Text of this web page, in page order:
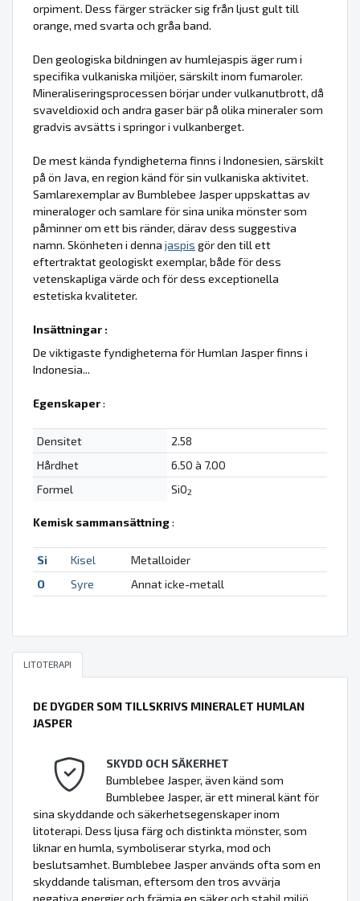
orpiment. Dess färger sträcker sig från ljust gult till
orange, med svarta och gråa band.
Den geologiska bildningen av humlejaspis äger rum i
specifika vulkaniska miljöer, särskilt inom fumaroler.
Mineraliseringsprocessen börjar under vulkanutbrott, då
svaveldioxid och andra gaser bär på olika mineraler som
gradvis avsätts i springor i vulkanberget.
De mest kända fyndigheterna finns i Indonesien, särskilt
på ön Java, en region känd för sin vulkaniska aktivitet.
Samlarexemplar av Bumblebee Jasper uppskattas av
mineraloger och samlare för sina unika mönster som
påminner om ett bis ränder, därav dess suggestiva
namn. Skönheten i denna jaspis gör den till ett
eftertraktat geologiskt exemplar, både för dess
vetenskapliga värde och för dess exceptionella
estetiska kvaliteter.
Insättningar :
De viktigaste fyndigheterna för Humlan Jasper finns i
Indonesia...
Egenskaper:
Densitet
2.58
Hårdhet
6.50 à 7.00
Formel
SiO2
Kemisk sammansättning:
Si Kisel
Metalloider
O
Syre Annat icke-metall
LITOTERAPI
DE DYGDER SOM TILLSKRIVS MINERALET HUMLAN
JASPER
SKYDD OCH SÄKERHET
Bumblebee Jasper, även känd som
Bumblebee Jasper, är ett mineral känt för
sina skyddande och säkerhetsegenskaper inom
litoterapi. Dess ljusa färg och distinkta mönster, som
liknar en humla, symboliserar styrka, mod och
beslutsamhet. Bumblebee Jasper används ofta som en
skyddande talisman, eftersom den tros avvärja
negativa energier och främja en säker och stabil miljö.